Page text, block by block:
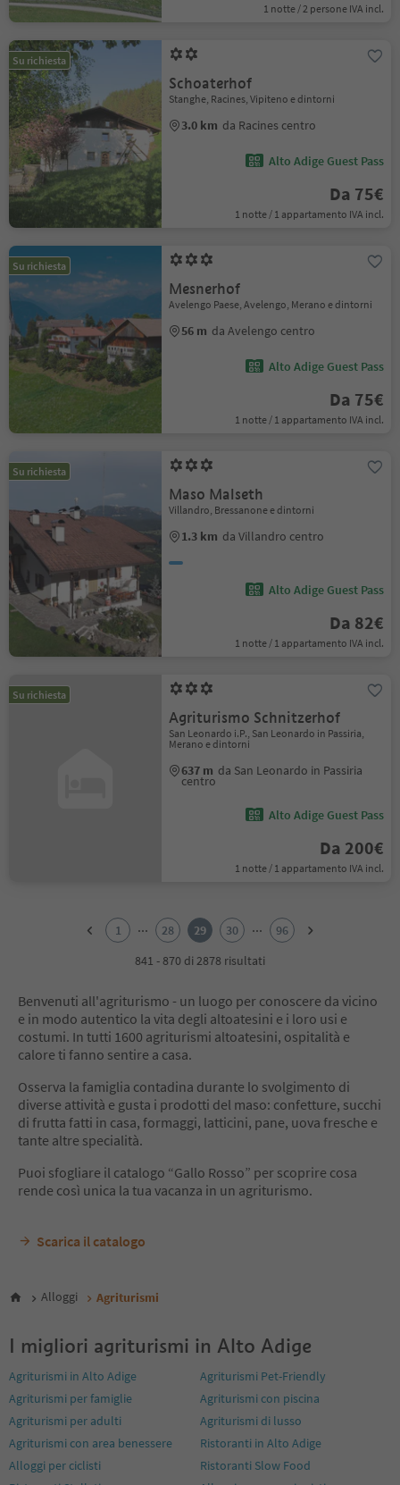
1 notte / 2 persone IVA incl.
Su richiesta
Schoaterhof
Stanghe, Racines, Vipiteno e dintorni
3.0 km da Racines centro
Alto Adige Guest Pass
Da 75€
1 notte / 1 appartamento IVA incl.
Su richiesta
Mesnerhof
Avelengo Paese, Avelengo, Merano e dintorni
56 m da Avelengo centro
Alto Adige Guest Pass
Da 75€
1 notte / 1 appartamento IVA incl.
Su richiesta
Maso Malseth
Villandro, Bressanone e dintorni
1.3 km da Villandro centro
Alto Adige Guest Pass
Da 82€
1 notte / 1 appartamento IVA incl.
Su richiesta
Agriturismo Schnitzerhof
San Leonardo i.P., San Leonardo in Passiria,
Merano e dintorni
637 m da San Leonardo in Passiria
centro
Alto Adige Guest Pass
Da 200€
1 notte / 1 appartamento IVA incl.
10
11
12
13
14
16
17
20
23
26
27
28
29
30
31
32
1 ... 28 29 30 ...
96
841 - 870 di 2878 risultati
Benvenuti all'agriturismo - un luogo per conoscere da vicino
e in modo autentico la vita degli altoatesini e i loro usi e
costumi. In tutti 1600 agriturismi altoatesini, ospitalità e
calore ti fanno sentire a casa.
Osserva la famiglia contadina durante lo svolgimento di
diverse attività e gusta i prodotti del maso: confetture, succhi
di frutta fatti in casa, formaggi, latticini, pane, uova fresche e
tante altre specialità.
Puoi sfogliare il catalogo “Gallo Rosso” per scoprire cosa
rende così unica la tua vacanza in un agriturismo.
Scarica il catalogo
Alloggi Agriturismi
I migliori agriturismi in Alto Adige
Agriturismi in Alto Adige
Agriturismi Pet-Friendly
Agriturismi per famiglie
Agriturismi con piscina
Agriturismi per adulti
Agriturismi di lusso
Agriturismi con area benessere
Ristoranti in Alto Adige
Alloggi per ciclisti
Ristoranti Slow Food